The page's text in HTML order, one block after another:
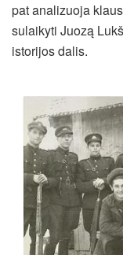
pat analizuoja
sulaikyti Juozą
istorijos dalis.